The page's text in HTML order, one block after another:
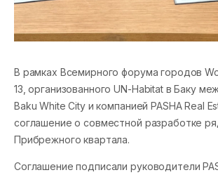
В рамках Всемирного форума городов
13, организованного UN-Habitat в Баку
Baku White City и компанией PASHA Real
соглашение о совместной разработке
Прибрежного квартала.
Соглашение подписали руководители